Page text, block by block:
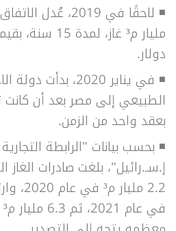
دولار.
◾ في يناير 2020،
الطبيعي إلى مصر بعد أن
بعقد واحد من الزمن.
◾ بحسب بيانات "الرابطة
إ.سـ.رائيل"، بلغت صادرات الغاز